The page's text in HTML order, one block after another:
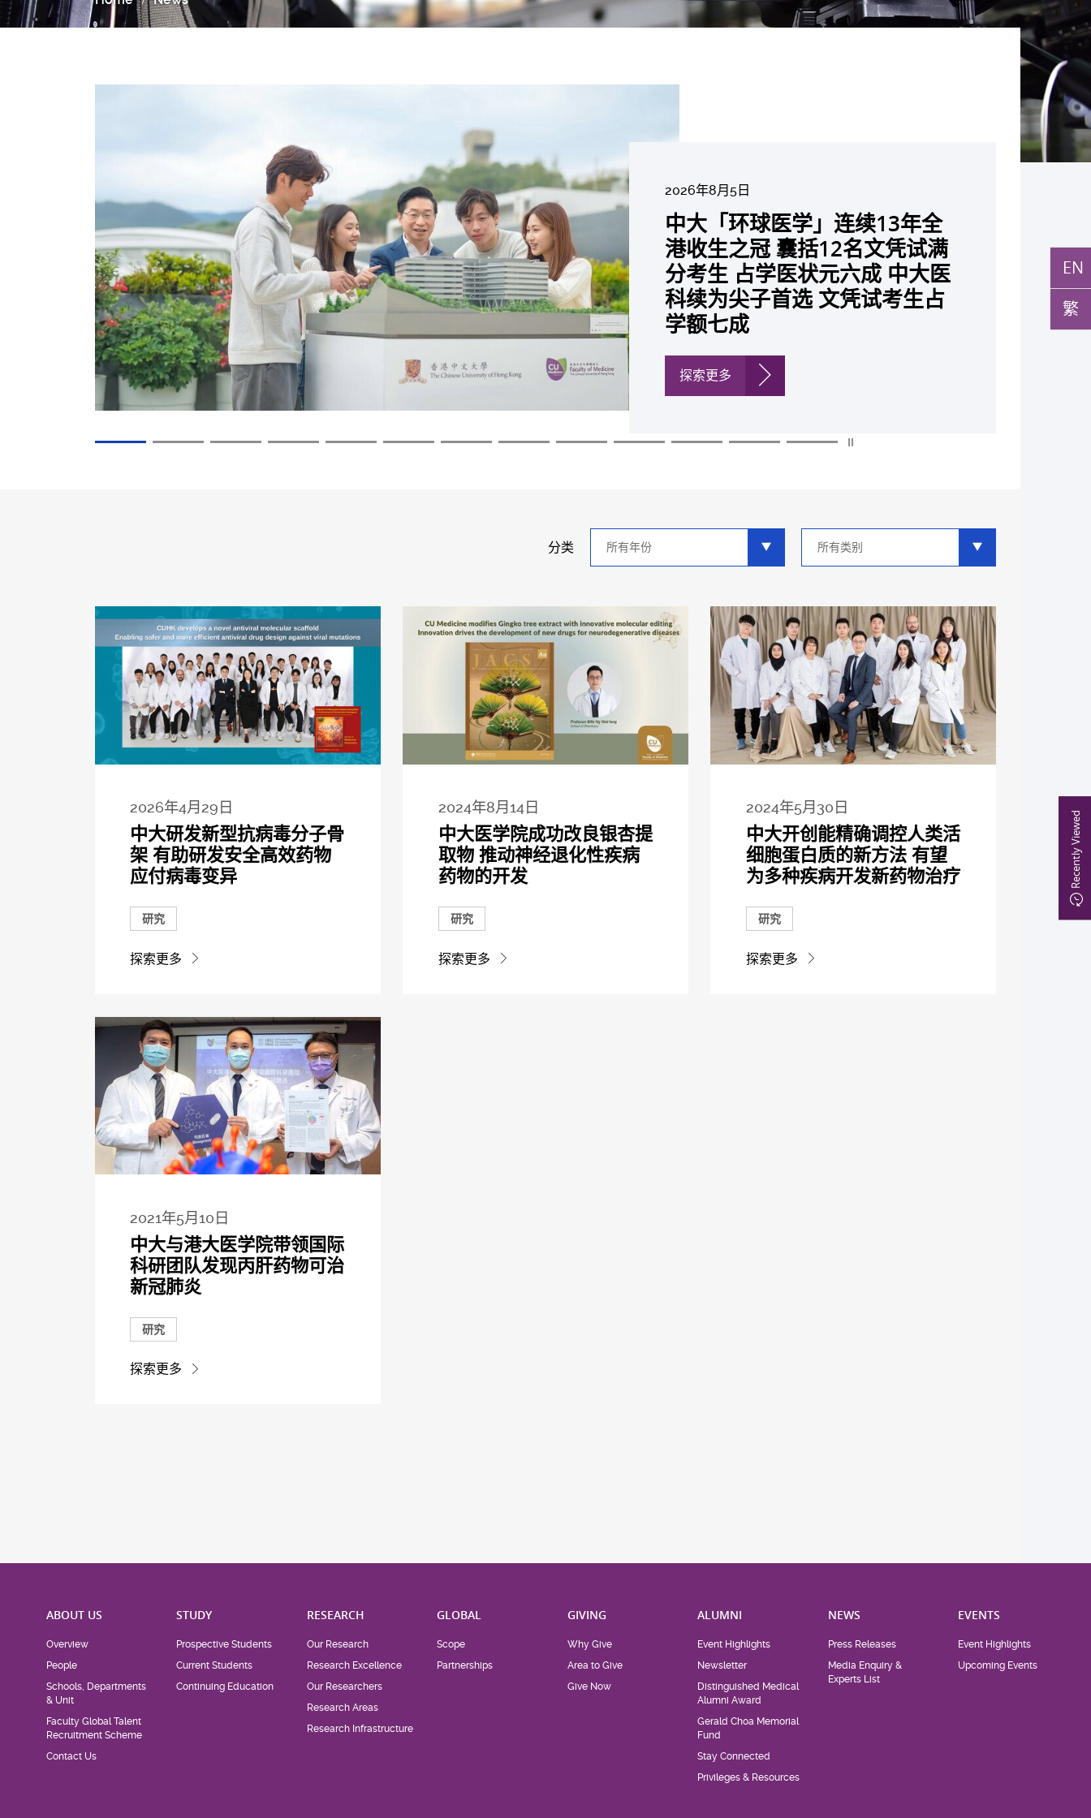
Recently Viewed
EN
繁
2026年8月5日
中大「环球医学」连续13年全
港收生之冠 囊括12名文凭试满
分考生 占学医状元六成 中大医
科续为尖子首选 文凭试考生占
学额七成
探索更多
2026年7月27日
中大成立崭新 ITECH医疗科技
评估平台 推动健康经济分析及
价值医疗
探索更多
中大研发「AI-OCT」系统助测
糖尿黄斑水肿 假阳性转介个案
锐减六成 缩短患者轮候诊症时
间
探索更多
中大黄秀娟教授获颁中国工程界
最高荣誉「光华工程科技奖」
成为今届医药衞生领域唯一香港
学者
探索更多
中大新设「香港中文大学凤凰奖
学金」嘉许公开试状元 鼓励学
医状元走出课堂放眼世界 装备
21世纪妙手仁医
探索更多
中大全新一站式PGT-Plus方案
精准辨识传统检测中复杂基因异
常「盲点」 降低人工受孕流产
及异常妊娠风险
探索更多
2026年6月22日
中大发现青光眼治疗新靶点 小
鼠实验证实可恢复七成视力 有
助开创崭新神经保护疗法
探索更多
2026年6月17日
中大成功拆解肝癌免疫治疗耐药
性机制 揭一种免疫细胞具「除
废喂食」新功能助癌细胞耐药性
探索更多
2026年6月10日
中大与多名全球专家共同牵头跨
国肺癌研究 逾半晚期ALK阳性
肺癌病人七年无恶化 因特定基
因异常而引起的肺癌有望变成
「慢性病」 患者可与病共存
探索更多
2026年6月5日
中大教授陈重娥获颁「清野裕杰
出领袖奖」 成为本港首名学者
荣膺亚洲糖尿病教研最高荣誉
探索更多
2026年6月2日
中大汇聚逾200位区域专家 探讨
私人医疗保险如何推动全民健康
覆盖
探索更多
2026年5月19日
中大张源津医生成首位亚洲研究
员 荣获国际泌尿科权威奖项
John K. Lattimer 讲座奖
探索更多
2026年5月14日
中大取得「从实验室到临床应
用」研究突破 初步证实GLP-1
药物可改善严重中风康复情况
探索更多
分类
类
分
2026年4月29日
中大研发新型抗病毒分子骨
架 有助研发安全高效药物
应付病毒变异
研究
探索更多
2024年8月14日
中大医学院成功改良银杏提
取物 推动神经退化性疾病
药物的开发
研究
探索更多
2024年5月30日
中大开创能精确调控人类活
细胞蛋白质的新方法 有望
为多种疾病开发新药物治疗
研究
探索更多
2021年5月10日
中大与港大医学院带领国际
科研团队发现丙肝药物可治
新冠肺炎
研究
探索更多
ABOUT US
Overview
People
Schools, Departments
& Unit
Faculty Global Talent
Recruitment Scheme
Contact Us
STUDY
Prospective Students
Current Students
Continuing Education
RESEARCH
Our Research
Research Excellence
Our Researchers
Research Areas
Research Infrastructure
GLOBAL
Scope
Partnerships
GIVING
Why Give
Area to Give
Give Now
ALUMNI
Event Highlights
Newsletter
Distinguished Medical
Alumni Award
Gerald Choa Memorial
Fund
Stay Connected
Privileges & Resources
NEWS
Press Releases
Media Enquiry &
Experts List
EVENTS
Event Highlights
Upcoming Events